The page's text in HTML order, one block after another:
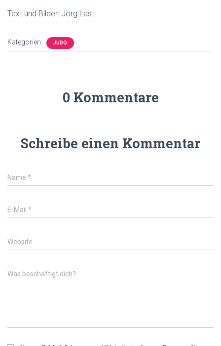
Text und Bilder: Jörg Last
Kategorien: JUDO
0 Kommentare
Schreibe einen Kommentar
Name *
E-Mail *
Website
Was beschäftigt dich?